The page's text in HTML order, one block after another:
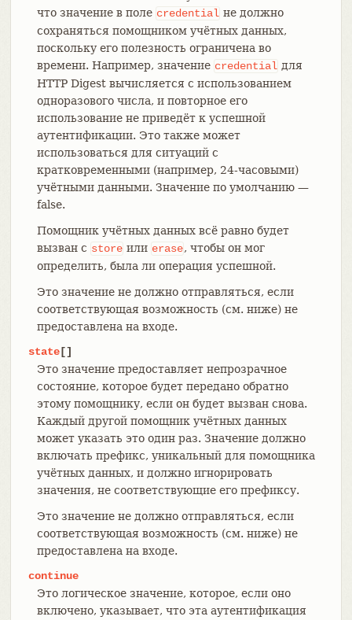
что значение в поле credential не должно
сохраняться помощником учётных данных,
поскольку его полезность ограничена во
времени. Например, значение credential для
HTTP Digest вычисляется с использованием
одноразового числа, и повторное его
использование не приведёт к успешной
аутентификации. Это также может
использоваться для ситуаций с
кратковременными (например, 24-часовыми)
учётными данными. Значение по умолчанию —
false.
Помощник учётных данных всё равно будет
вызван с store или erase, чтобы он мог
определить, была ли операция успешной.
Это значение не должно отправляться, если
соответствующая возможность (см. ниже) не
предоставлена на входе.
state[]
Это значение предоставляет непрозрачное
состояние, которое будет передано обратно
этому помощнику, если он будет вызван снова.
Каждый другой помощник учётных данных
может указать это один раз. Значение должно
включать префикс, уникальный для помощника
учётных данных, и должно игнорировать
значения, не соответствующие его префиксу.
Это значение не должно отправляться, если
соответствующая возможность (см. ниже) не
предоставлена на входе.
continue
Это логическое значение, которое, если оно
включено, указывает, что эта аутентификация